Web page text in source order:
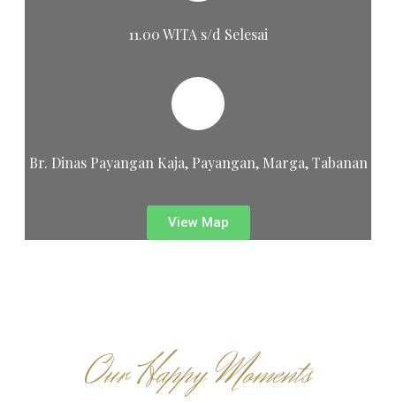
11.00 WITA s/d Selesai
Br. Dinas Payangan Kaja, Payangan, Marga, Tabanan
View Map
Our Happy Moments